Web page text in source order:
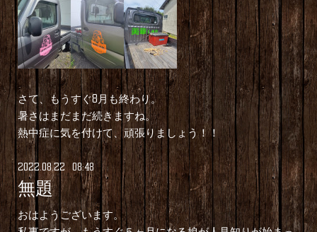
さて、もうすぐ8月も終わり。
暑さはまだまだ続きますね。
熱中症に気を付けて、頑張りましょう！！
2022.08.22 08:48
無題
おはようございます。